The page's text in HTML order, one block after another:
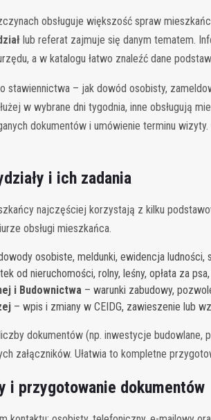
obsługuje większość spraw
lub referat zajmuje się danym tematem.
a w katalogu łatwo znaleźć dane
stawiennictwa – jak dowód osobisty,
w wybrane dni tygodnia, inne obsługują
dokumentów i umówienie terminu
i ich zadania
najczęściej korzystają z kilku
obsługi mieszkańca.
osobiste, meldunki, ewidencja ludności,
od nieruchomości, rolny, leśny, opłata za
i Budownictwa – warunki zabudowy,
– wpis i zmiany w CEIDG, zawieszenie lub
dokumentów (np. inwestycje
załączników. Ułatwia to kompletne
i przygotowanie dokumentów